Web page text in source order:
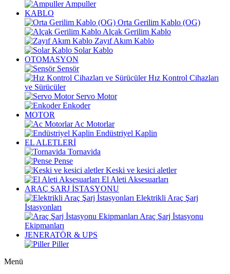
Ampuller
KABLO
Orta Gerilim Kablo (OG)
Alçak Gerilim Kablo
Zayıf Akım Kablo
Solar Kablo
OTOMASYON
Sensör
Hız Kontrol Cihazları
ve Sürücüler
Servo Motor
Enkoder
MOTOR
Ac Motorlar
Endüstriyel Kaplin
EL ALETLERİ
Tornavida
Pense
Keski ve kesici aletler
El Aleti Aksesuarları
ARAÇ ŞARJ İSTASYONU
Elektrikli Araç Şarj
İstasyonları
Araç Şarj İstasyonu
Ekipmanları
JENERATÖR & UPS
Piller
Menü